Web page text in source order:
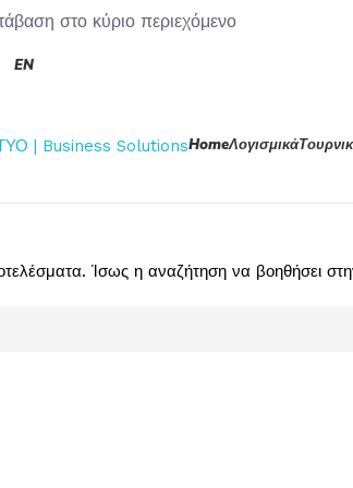
στο κύριο περιεχόμενο
EN
HomeΛογισμικά
Ίσως η αναζήτηση να βοηθήσει